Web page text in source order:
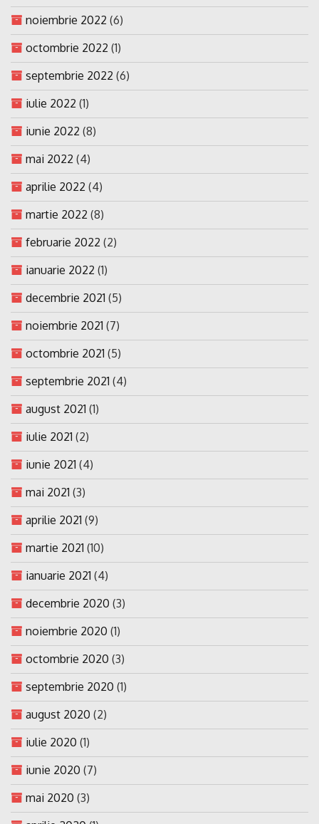
noiembrie 2022 (6)
octombrie 2022 (1)
septembrie 2022 (6)
iulie 2022 (1)
iunie 2022 (8)
mai 2022 (4)
aprilie 2022 (4)
martie 2022 (8)
februarie 2022 (2)
ianuarie 2022 (1)
decembrie 2021 (5)
noiembrie 2021 (7)
octombrie 2021 (5)
septembrie 2021 (4)
august 2021 (1)
iulie 2021 (2)
iunie 2021 (4)
mai 2021 (3)
aprilie 2021 (9)
martie 2021 (10)
ianuarie 2021 (4)
decembrie 2020 (3)
noiembrie 2020 (1)
octombrie 2020 (3)
septembrie 2020 (1)
august 2020 (2)
iulie 2020 (1)
iunie 2020 (7)
mai 2020 (3)